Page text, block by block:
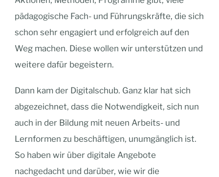
pädagogische Fach- und Führungskräfte, die sich
schon sehr engagiert und erfolgreich auf den
Weg machen. Diese wollen wir unterstützen und
weitere dafür begeistern.
Dann kam der Digitalschub. Ganz klar hat sich
abgezeichnet, dass die Notwendigkeit, sich nun
auch in der Bildung mit neuen Arbeits- und
Lernformen zu beschäftigen, unumgänglich ist.
So haben wir über digitale Angebote
nachgedacht und darüber, wie wir die